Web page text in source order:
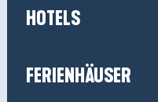
HOTELS
FERIENHÄUSER
hier klicken